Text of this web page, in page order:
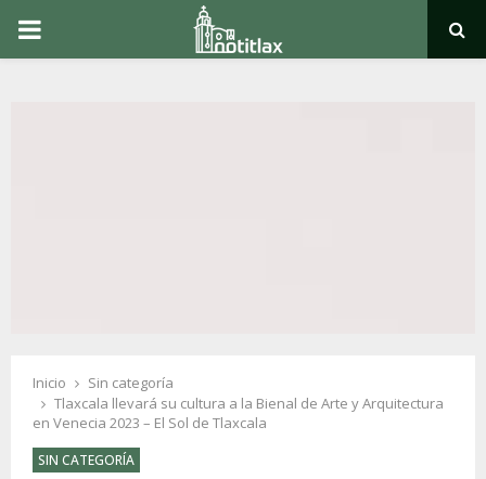
PRIMARY
Inicio
Sin categoría
Tlaxcala llevará su cultura a la Bienal de Arte y Arquitectura
en Venecia 2023 – El Sol de Tlaxcala
SIN CATEGORÍA